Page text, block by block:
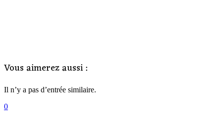
Vous aimerez aussi :
Il n’y a pas d’entrée similaire.
0